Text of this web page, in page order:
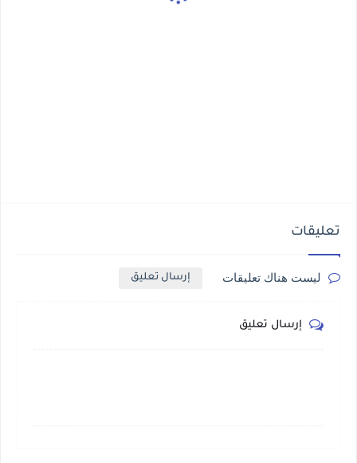
تعليقات
ليست هناك تعليقات إرسال تعليق
إرسال تعليق